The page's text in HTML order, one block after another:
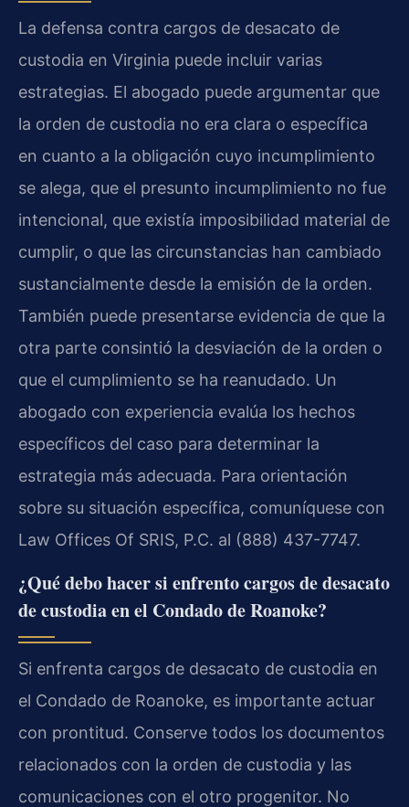
La defensa contra cargos de desacato de
custodia en Virginia puede incluir varias
estrategias. El abogado puede argumentar que
la orden de custodia no era clara o específica
en cuanto a la obligación cuyo incumplimiento
se alega, que el presunto incumplimiento no fue
intencional, que existía imposibilidad material de
cumplir, o que las circunstancias han cambiado
sustancialmente desde la emisión de la orden.
También puede presentarse evidencia de que la
otra parte consintió la desviación de la orden o
que el cumplimiento se ha reanudado. Un
abogado con experiencia evalúa los hechos
específicos del caso para determinar la
estrategia más adecuada. Para orientación
sobre su situación específica, comuníquese con
Law Offices Of SRIS, P.C. al (888) 437-7747.
¿Qué debo hacer si enfrento cargos de desacato
de custodia en el Condado de Roanoke?
Si enfrenta cargos de desacato de custodia en
el Condado de Roanoke, es importante actuar
con prontitud. Conserve todos los documentos
relacionados con la orden de custodia y las
comunicaciones con el otro progenitor. No